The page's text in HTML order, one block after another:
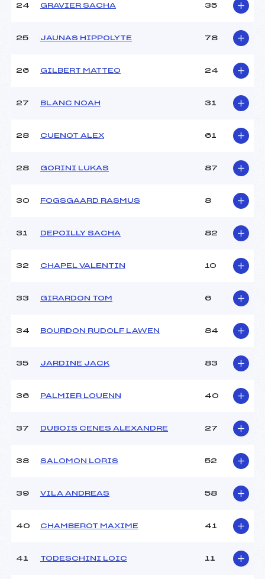
24 GRAVIER SACHA 35
25 JAUNAS HIPPOLYTE 78
26 GILBERT MATTEO 24
27 BLANC NOAH 31
28 CUENOT ALEX 61
28 GORINI LUKAS 87
30 FOGSGAARD RASMUS 8
31 DEPOILLY SACHA 82
32 CHAPEL VALENTIN 10
33 GIRARDON TOM 6
34 BOURDON RUDOLF LAWEN 84
35 JARDINE JACK 83
36 PALMIER LOUENN 40
37 DUBOIS CENES ALEXANDRE 27
38 SALOMON LORIS 52
39 VILA ANDREAS 58
40 CHAMBEROT MAXIME 41
41 TODESCHINI LOIC 11